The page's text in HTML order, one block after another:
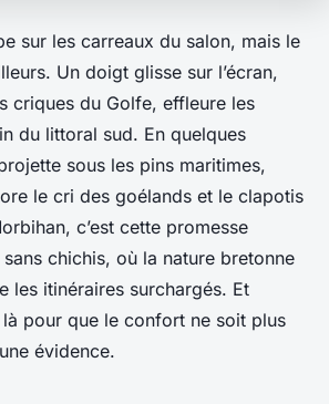
sur les carreaux du salon, mais le
Un doigt glisse sur l’écran,
criques du Golfe, effleure les
du littoral sud. En quelques
sous les pins maritimes,
le cri des goélands et le clapotis
c’est cette promesse
sans chichis, où la nature bretonne
les itinéraires surchargés. Et
pour que le confort ne soit plus
évidence.